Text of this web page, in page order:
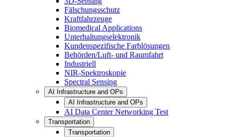
Fälschungsschutz
Kraftfahrzeuge
Biomedical Applications
Unterhaltungselektronik
Kundenspezifische Farblösungen
Behörden/Luft- und Raumfahrt
Industriell
NIR-Spektroskopie
Spectral Sensing
AI Infrastructure and OPs
AI Infrastructure and OPs
AI Data Center Networking Test
Transportation
Transportation